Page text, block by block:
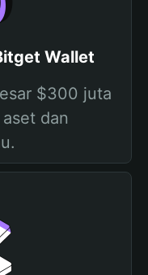
Wallet
$300 juta
dan